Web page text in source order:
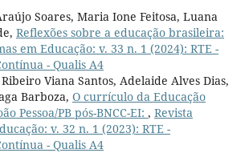
Soares, Maria Ione Feitosa, Luana
Reflexões sobre a educação brasileira:
em Educação: v. 33 n. 1 (2024): RTE -
- Qualis A4
Viana Santos, Adelaide Alves Dias,
Barboza, O currículo da Educação
Pessoa/PB pós-BNCC-EI: , Revista
v. 32 n. 1 (2023): RTE -
- Qualis A4